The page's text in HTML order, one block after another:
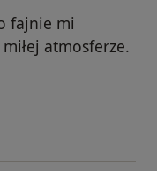
fajnie mi
atmosferze.